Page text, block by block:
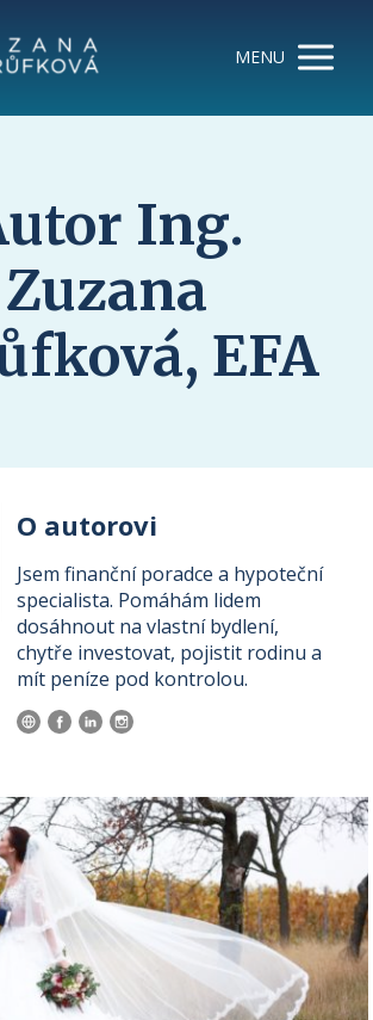
MENU
Ing.
Zuzana
EFA
O autorovi
Jsem finanční poradce a hypoteční
specialista. Pomáhám lidem
dosáhnout na vlastní bydlení,
chytře investovat, pojistit rodinu a
mít peníze pod kontrolou.